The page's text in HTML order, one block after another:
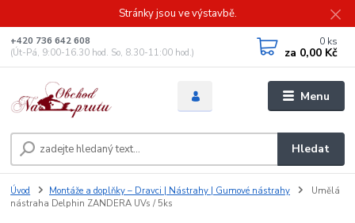
Stránky jsou ve výstavbě.
Menu
Hledat
+420 736 642 608
(Út-Pá, 9:00-16.30 hod. So, 8.30-11:00 hod.)
0 ks
za 0,00 Kč
Úvod Montáže a doplňky – Dravci | Nástrahy | Gumové nástrahy
Umělá
nástraha Delphin ZANDERA UVs / 5ks